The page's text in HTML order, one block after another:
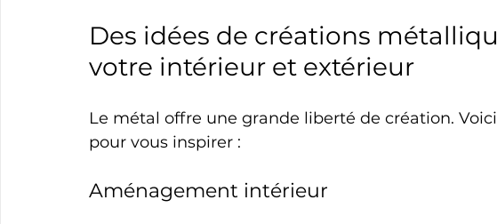
Des idées de créations
votre intérieur et extérieur
Le métal offre une grande liberté de création.
pour vous inspirer :
Aménagement intérieur